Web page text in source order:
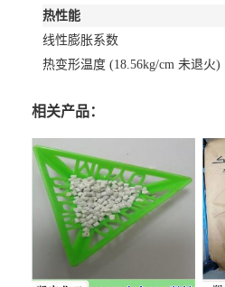
热性能
线性膨胀系数
热变形温度 (18.56kg/cm 未退火)
相关产品：